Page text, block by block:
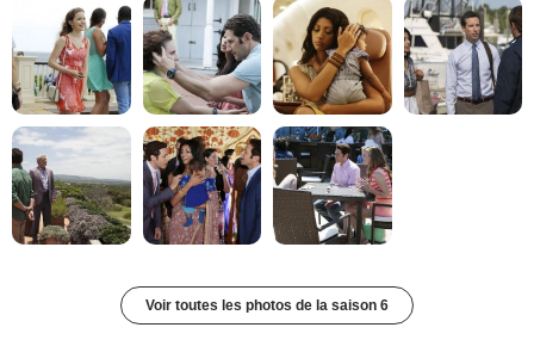
Voir toutes les photos de la saison 6